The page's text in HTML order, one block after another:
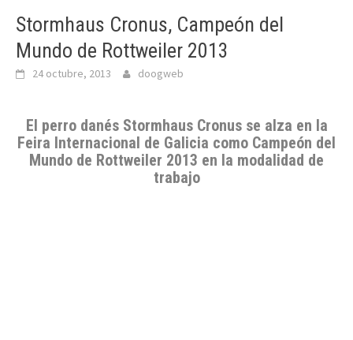
Stormhaus Cronus, Campeón del
Mundo de Rottweiler 2013
24 octubre, 2013 doogweb
El perro danés Stormhaus Cronus se alza en la
Feira Internacional de Galicia como Campeón del
Mundo de Rottweiler 2013 en la modalidad de
trabajo